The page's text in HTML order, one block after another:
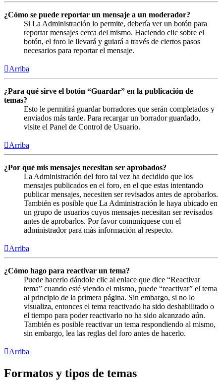
¿Cómo se puede reportar un mensaje a un moderador?
Si La Administración lo permite, debería ver un botón para
reportar mensajes cerca del mismo. Haciendo clic sobre el
botón, el foro le llevará y guiará a través de ciertos pasos
necesarios para reportar el mensaje.
Arriba
¿Para qué sirve el botón “Guardar” en la publicación de
temas?
Esto le permitirá guardar borradores que serán completados y
enviados más tarde. Para recargar un borrador guardado,
visite el Panel de Control de Usuario.
Arriba
¿Por qué mis mensajes necesitan ser aprobados?
La Administración del foro tal vez ha decidido que los
mensajes publicados en el foro, en el que estas intentando
publicar mensajes, necesiten ser revisados antes de aprobarlos.
También es posible que La Administración le haya ubicado en
un grupo de usuarios cuyos mensajes necesitan ser revisados
antes de aprobarlos. Por favor comuníquese con el
administrador para más información al respecto.
Arriba
¿Cómo hago para reactivar un tema?
Puede hacerlo dándole clic al enlace que dice “Reactivar
tema” cuando esté viendo el mismo, puede “reactivar” el tema
al principio de la primera página. Sin embargo, si no lo
visualiza, entonces el tema reactivado ha sido deshabilitado o
el tiempo para poder reactivarlo no ha sido alcanzado aún.
También es posible reactivar un tema respondiendo al mismo,
sin embargo, lea las reglas del foro antes de hacerlo.
Arriba
Formatos y tipos de temas